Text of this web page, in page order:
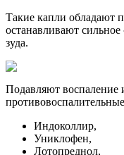
Такие капли обладают
останавливают
зуда.
Подавляют воспаление
Индоколлир,
Униклофен,
Лотопреднол,